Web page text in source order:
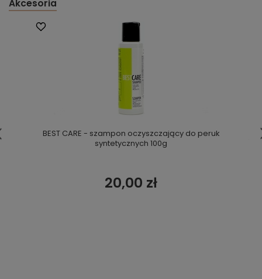
Akcesoria
BEST CARE - szampon oczyszczający do peruk
syntetycznych 100g
20,00 zł